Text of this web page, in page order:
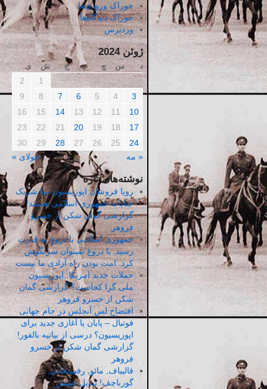
خوراک ورودی‌ها
خوراک دیدگاه‌ها
وردپرس
ژوئن 2024
د س چ پ ج ش ی
1
2
3
4
5
6
7
8
9
10
11
12
13
14
15
16
17
18
19
20
21
22
23
24
25
26
27
28
29
30
« مه
جولای »
نوشته‌های تازه
رویا فروشان اپوزیسیون نما شریک
جنایات جمهوری اسلامی هستند!
گزارشی گمان شکن از خسرو
فروهر
جمهوری اسلامی با دروغ به قدرت
رسید, با دروغ نمیتوان سرنگوش
کرد. امت بودن راه آزادی ما نیست.
حملات جدید آمریکا, اپوزیسیون
ملی گرا کجاست؟ گزارشی گمان
شکن از خسرو فروهر
افتضاح لس آنجلس در جام جهانی
فوتبال – پایان یا آغازی جدید برای
اپوزیسیون؟ درسی از بیانیه بالفور!
گزارشی گمان شکن از خسرو
فروهر
قالیباف, مائو, رفسنجانی,
گورباچف! تبدیل جنبش